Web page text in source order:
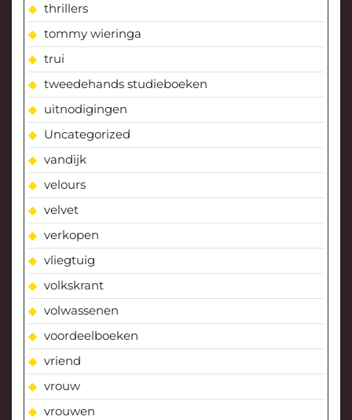
thrillers
tommy wieringa
trui
tweedehands studieboeken
uitnodigingen
Uncategorized
vandijk
velours
velvet
verkopen
vliegtuig
volkskrant
volwassenen
voordeelboeken
vriend
vrouw
vrouwen